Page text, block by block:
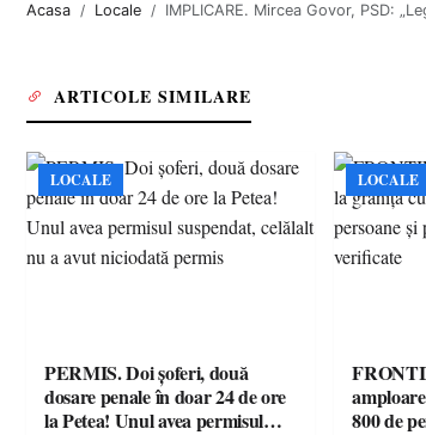
Acasa Locale IMPLICARE. Mircea Govor, PSD:
ARTICOLE SIMILARE
LOCALE
PERMIS. Doi șoferi, două
dosare penale în doar 24 de ore
la Petea! Unul avea permisul
LOCALE
800 de